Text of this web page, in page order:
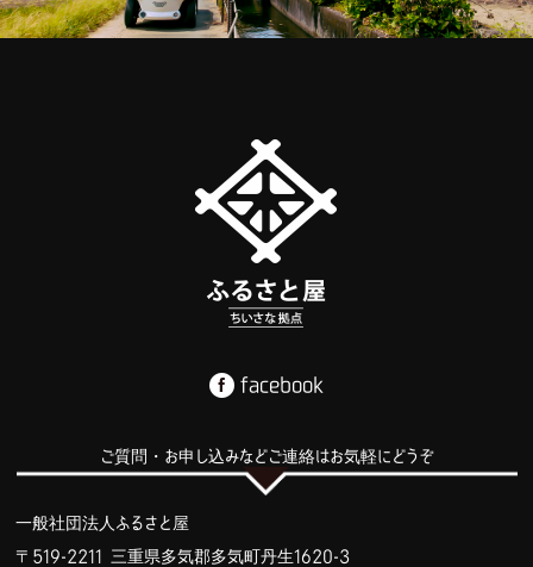
facebook
ご質問・お申し込みなどご連絡はお気軽にどうぞ
一般社団法人ふるさと屋
〒519-2211 三重県多気郡多気町丹生1620-3